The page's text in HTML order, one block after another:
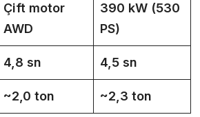
Çift motor
AWD
390 kW (530
PS)
4,8 sn 4,5 sn
~2,0 ton ~2,3 ton